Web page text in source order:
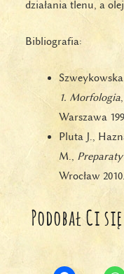
działania tlenu, a
Bibliografia:
1. Morfologia
Warszawa
Pluta J.,
M.,
Wrocław 2010.
Podobał Ci